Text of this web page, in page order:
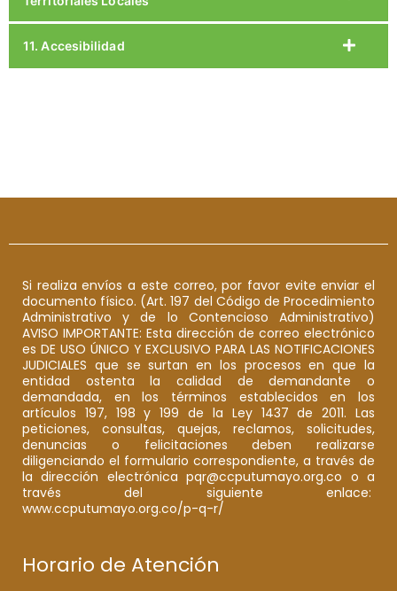
11. Accesibilidad
Si realiza envíos a este correo, por favor evite enviar el
documento físico. (Art. 197 del Código de Procedimiento
Administrativo y de lo Contencioso Administrativo)
AVISO IMPORTANTE: Esta dirección de correo electrónico
es DE USO ÚNICO Y EXCLUSIVO PARA LAS NOTIFICACIONES
JUDICIALES que se surtan en los procesos en que la
entidad ostenta la calidad de demandante o
demandada, en los términos establecidos en los
artículos 197, 198 y 199 de la Ley 1437 de 2011. Las
peticiones, consultas, quejas, reclamos, solicitudes,
denuncias o felicitaciones deben realizarse
diligenciando el formulario correspondiente, a través de
la dirección electrónica pqr@ccputumayo.org.co o a
través del siguiente enlace:
www.ccputumayo.org.co/p-q-r/
Horario de Atención